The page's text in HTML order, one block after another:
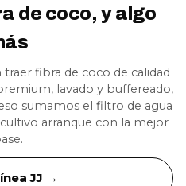
de coco, y algo
fibra de coco de calidad
lavado y buffereado,
sumamos el filtro de agua
arranque con la mejor
JJ →